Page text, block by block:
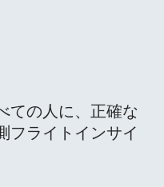
ての人に、正確な
フライトインサイ